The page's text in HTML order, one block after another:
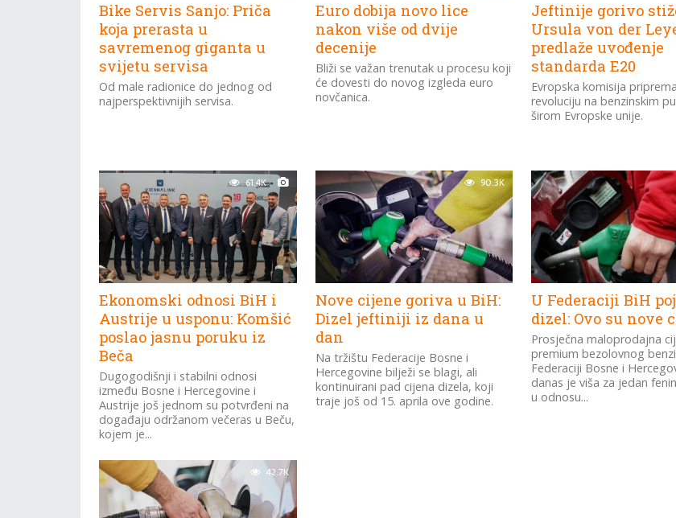
Bike Servis Sanjo: Priča
koja prerasta u
savremenog giganta u
svijetu servisa
Od male radionice do jednog od
najperspektivnijih servisa.
Euro dobija novo lice
nakon više od dvije
decenije
Bliži se važan trenutak u procesu koji
će dovesti do novog izgleda euro
novčanica.
Jeftinije gorivo
Ursula von der
predlaže uvođenje
standarda E20
Evropska komisija priprema
revoluciju na benzinskim
širom Evropske unije.
61.4K
Ekonomski odnosi BiH i
Austrije u usponu: Komšić
poslao jasnu poruku iz
Beča
Dugogodišnji i stabilni odnosi
između Bosne i Hercegovine i
Austrije još jednom su potvrđeni na
događaju održanom večeras u Beču,
kojem je...
90.3K
Nove cijene goriva u BiH:
Dizel jeftiniji iz dana u
dan
Na tržištu Federacije Bosne i
Hercegovine bilježi se blagi, ali
kontinuirani pad cijena dizela, koji
traje još od 15. aprila ove godine.
U Federaciji BiH
dizel: Ovo su nove
Prosječna maloprodajna
premium bezolovnog
Federaciji Bosne i
danas je viša za jedan
u odnosu...
42.7K